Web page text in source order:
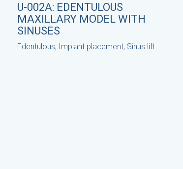
U-002A: EDENTULOUS
MAXILLARY MODEL WITH
SINUSES
Edentulous, Implant placement, Sinus lift